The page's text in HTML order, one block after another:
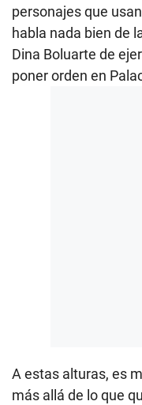
personajes que
habla nada bien de
Dina Boluarte de
poner orden en
A estas alturas, es
más allá de lo que